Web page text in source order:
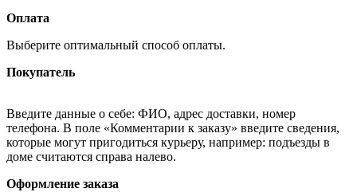
Оплата
Выберите оптимальный способ оплаты.
Покупатель
Введите данные о себе: ФИО, адрес доставки, номер
телефона. В поле «Комментарии к заказу» введите сведения,
которые могут пригодиться курьеру, например: подъезды в
доме считаются справа налево.
Оформление заказа